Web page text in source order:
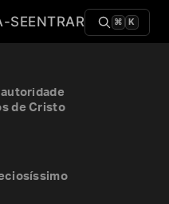
SEENTRAR ⌘ K
autoridade
de Cristo